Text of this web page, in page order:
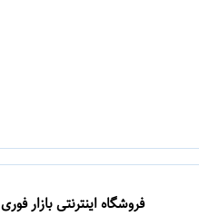
فروشگاه اینترنتی بازار فوری